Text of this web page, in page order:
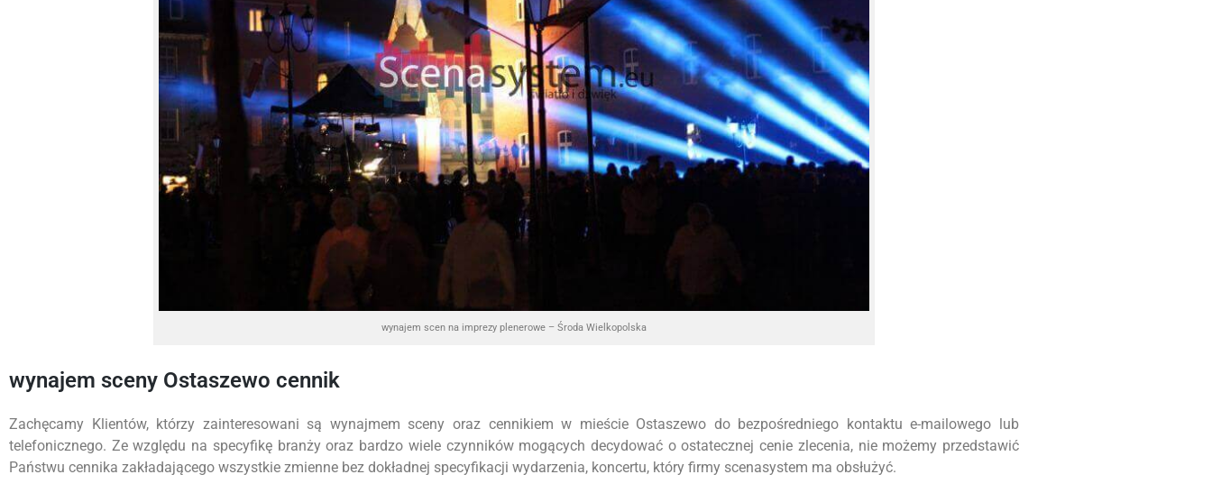
wynajem scen na imprezy plenerowe – Środa Wielkopolska
wynajem sceny Ostaszewo cennik
Zachęcamy Klientów, którzy zainteresowani są wynajmem sceny oraz cennikiem w mieście Ostaszewo do bezpośredniego kontaktu e-mailowego lub
telefonicznego. Ze względu na specyfikę branży oraz bardzo wiele czynników mogących decydować o ostatecznej cenie zlecenia, nie możemy przedstawić
Państwu cennika zakładającego wszystkie zmienne bez dokładnej specyfikacji wydarzenia, koncertu, który firmy scenasystem ma obsłużyć.